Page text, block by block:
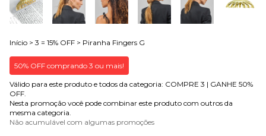
Início > 3 = 15% OFF > Piranha Fingers G
50% OFF comprando 3 ou mais!
Válido para este produto e todos da categoria: COMPRE 3 | GANHE 50%
OFF.
Nesta promoção você pode combinar este produto com outros da
mesma categoria.
Não acumulável com algumas promoções